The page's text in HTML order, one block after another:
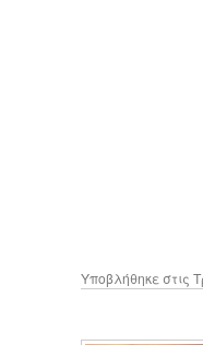
Υποβλήθηκε στις